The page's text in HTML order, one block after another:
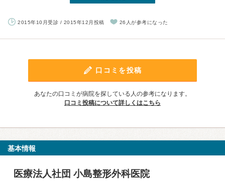
2015年10月受診 / 2015年12月投稿 26人が参考になった
口コミを投稿
あなたの口コミが病院を探している人の参考になります。
口コミ投稿について詳しくはこちら
基本情報
医療法人社団 小島整形外科医院